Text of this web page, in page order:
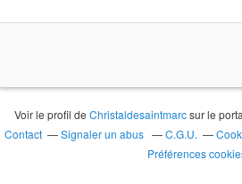
Voir le profil deChristaldesaintmarcsur le
Contact
Signaler un abus C.G.U.
Préférences